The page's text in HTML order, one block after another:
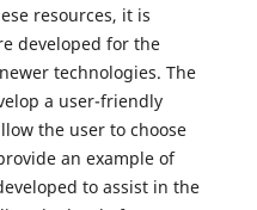
resources, it is
developed for the
technologies. The
a user-friendly
the user to choose
an example of
to assist in the